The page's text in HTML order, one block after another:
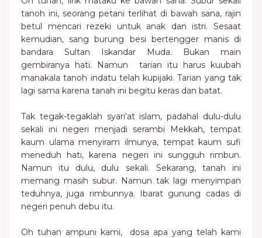
tanoh ini, seorang petani terlihat di bawah sana, rajin
betul mencari rezeki untuk anak dan istri. Sesaat
kemudian, sang burung besi bertengger manis di
bandara Sultan Iskandar Muda. Bukan main
gembiranya hati. Namun tarian itu harus kuubah
manakala tanoh indatu telah kupijaki. Tarian yang tak
lagi sama karena tanah ini begitu keras dan batat.
Tak tegak-tegaklah syari’at islam, padahal dulu-dulu
sekali ini negeri menjadi serambi Mekkah, tempat
kaum ulama menyiram ilmunya, tempat kaum sufi
meneduh hati, karena negeri ini sungguh rimbun.
Namun itu dulu, dulu sekali. Sekarang, tanah ini
memang masih subur. Namun tak lagi menyimpan
teduhnya, juga rimbunnya. Ibarat gunung cadas di
negeri penuh debu itu.
Oh tuhan ampuni kami, dosa apa yang telah kami